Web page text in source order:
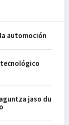
automoción
tecnológico
jaso du